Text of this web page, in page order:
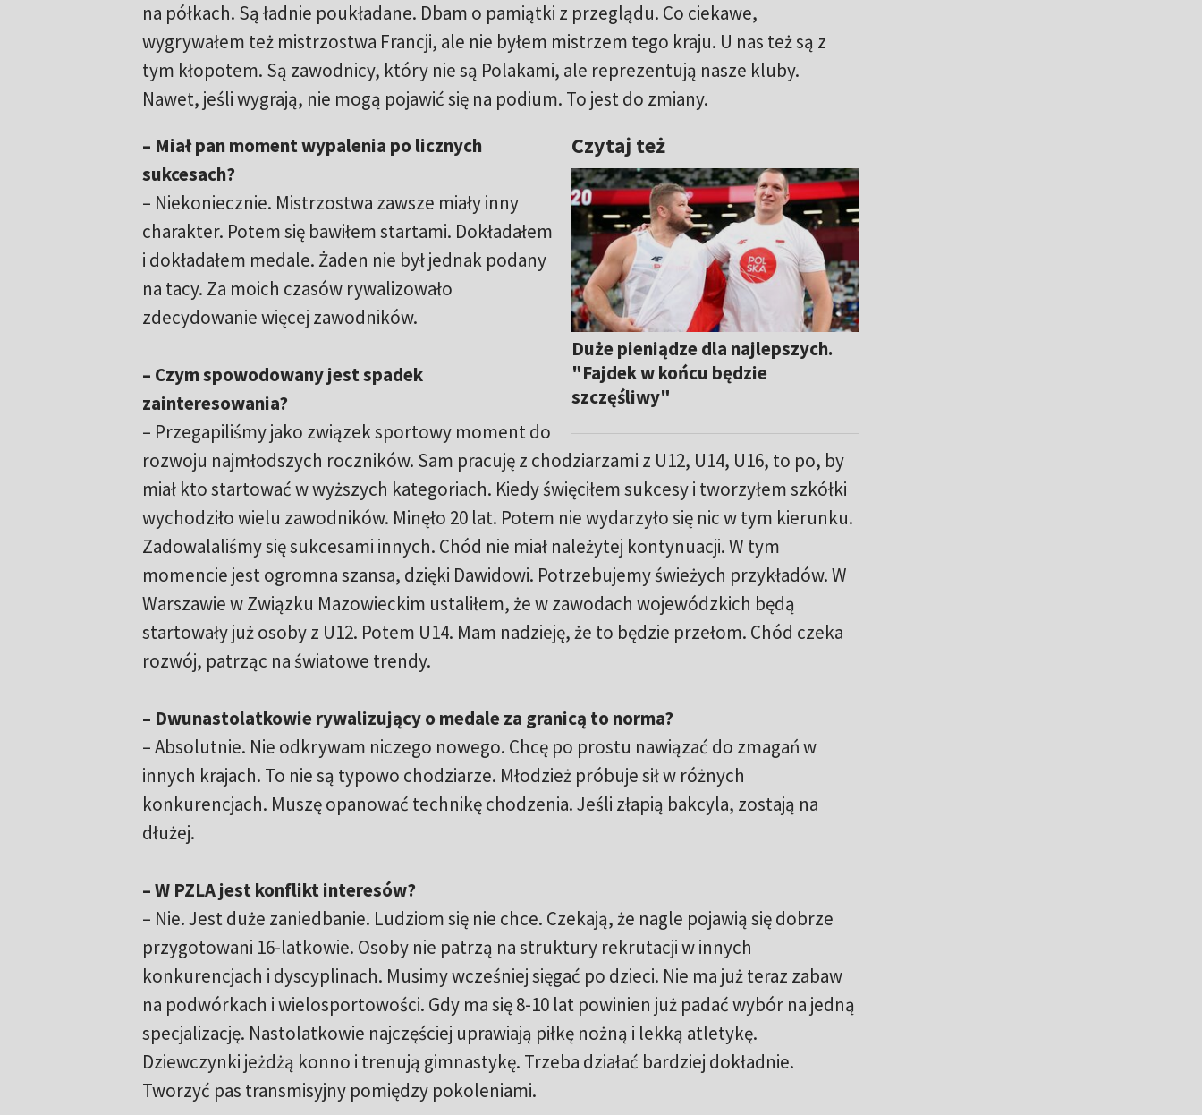
na półkach. Są ładnie poukładane. Dbam o pamiątki z przeglądu. Co ciekawe,
wygrywałem też mistrzostwa Francji, ale nie byłem mistrzem tego kraju. U nas też są z
tym kłopotem. Są zawodnicy, który nie są Polakami, ale reprezentują nasze kluby.
Nawet, jeśli wygrają, nie mogą pojawić się na podium. To jest do zmiany.
Czytaj też
Duże pieniądze dla najlepszych.
"Fajdek w końcu będzie
szczęśliwy"
– Miał pan moment wypalenia po licznych
sukcesach?
– Niekoniecznie. Mistrzostwa zawsze miały inny
charakter. Potem się bawiłem startami. Dokładałem
i dokładałem medale. Żaden nie był jednak podany
na tacy. Za moich czasów rywalizowało
zdecydowanie więcej zawodników.
– Czym spowodowany jest spadek
zainteresowania?
– Przegapiliśmy jako związek sportowy moment do
rozwoju najmłodszych roczników. Sam pracuję z chodziarzami z U12, U14, U16, to po, by
miał kto startować w wyższych kategoriach. Kiedy święciłem sukcesy i tworzyłem szkółki
wychodziło wielu zawodników. Minęło 20 lat. Potem nie wydarzyło się nic w tym kierunku.
Zadowalaliśmy się sukcesami innych. Chód nie miał należytej kontynuacji. W tym
momencie jest ogromna szansa, dzięki Dawidowi. Potrzebujemy świeżych przykładów. W
Warszawie w Związku Mazowieckim ustaliłem, że w zawodach wojewódzkich będą
startowały już osoby z U12. Potem U14. Mam nadzieję, że to będzie przełom. Chód czeka
rozwój, patrząc na światowe trendy.
– Dwunastolatkowie rywalizujący o medale za granicą to norma?
– Absolutnie. Nie odkrywam niczego nowego. Chcę po prostu nawiązać do zmagań w
innych krajach. To nie są typowo chodziarze. Młodzież próbuje sił w różnych
konkurencjach. Muszę opanować technikę chodzenia. Jeśli złapią bakcyla, zostają na
dłużej.
– W PZLA jest konflikt interesów?
– Nie. Jest duże zaniedbanie. Ludziom się nie chce. Czekają, że nagle pojawią się dobrze
przygotowani 16-latkowie. Osoby nie patrzą na struktury rekrutacji w innych
konkurencjach i dyscyplinach. Musimy wcześniej sięgać po dzieci. Nie ma już teraz zabaw
na podwórkach i wielosportowości. Gdy ma się 8-10 lat powinien już padać wybór na jedną
specjalizację. Nastolatkowie najczęściej uprawiają piłkę nożną i lekką atletykę.
Dziewczynki jeżdżą konno i trenują gimnastykę. Trzeba działać bardziej dokładnie.
Tworzyć pas transmisyjny pomiędzy pokoleniami.